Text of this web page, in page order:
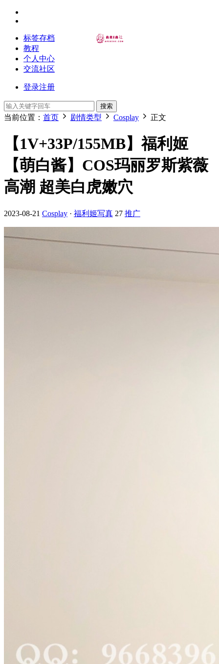
标签存档
教程
个人中心
交流社区
登录注册
搜索
当前位置： 首页 剧情类型 Cosplay 正文
【1V+33P/155MB】福利姬
【萌白酱】COS玛丽罗斯紫薇
高潮 超美白虎嫩穴
2023-08-21 Cosplay · 福利姬写真 27 推广